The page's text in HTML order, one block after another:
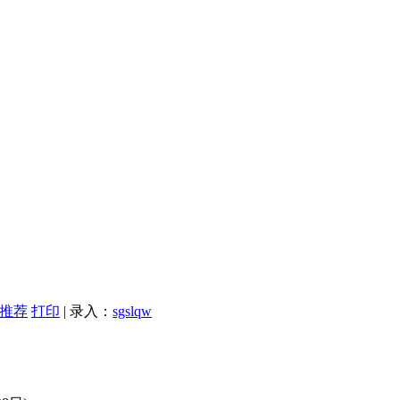
推荐 打印 | 录入： sgslqw